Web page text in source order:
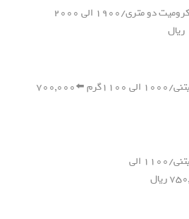
✳️ یونولیت تیرچه کرومیت دو متری/۱۹۰۰ الی ۲۰۰۰
✳️ یونولیت تیرچه بتنی/۱۰۰۰ الی ۱۱۰۰گرم ⬅️۷۰۰,۰۰۰
✳️ یونولیت تیرچه بتنی/۱۱۰۰ الی